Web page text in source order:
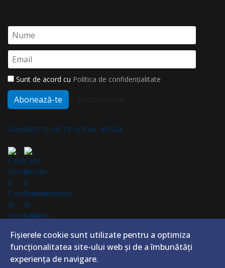
Sunt de acord cu Politica de confidențialitate
Abonează-te
URMĂREȘTE-NE PE SOCIAL MEDIA
Fii la curent cu cele mai noi știri din domeniu
Fișierele cookie sunt utilizate pentru a optimiza
funcţionalitatea site-ului web și de a îmbunătăţi
experienţa de navigare.